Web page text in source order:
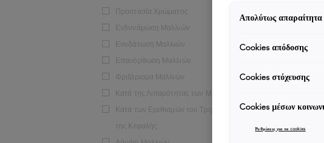
Προστασία Χρώματος
Ενδυνάμωση Μαλλιών
Ενυδάτωση Μαλλιών
Επανόρθωση Μαλλιών
Φριζάρισμα Μαλλιών
Κατά της Λιπαρότητας των Μαλλιών
Κατά των Ερεθισμών του Τριχωτού
της Κεφαλής
Απολύτως
Cookies απόδοσης
Cookies στόχευσης
Cookies μέσων
Ρυθμίσεις για τα cookies